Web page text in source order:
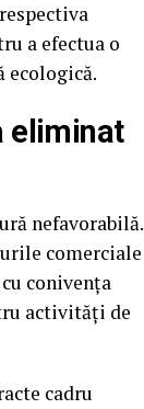
a efectua o
ecologică.
eliminat
nefavorabilă.
comerciale
conivența
activități de
cadru